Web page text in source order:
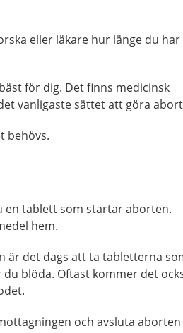
eller läkare hur länge du har
för dig. Det finns medicinsk
vanligaste sättet att göra
behövs.
tablett som startar aborten.
hem.
är det dags att ta tabletterna
blöda. Oftast kommer det
och avsluta aborten